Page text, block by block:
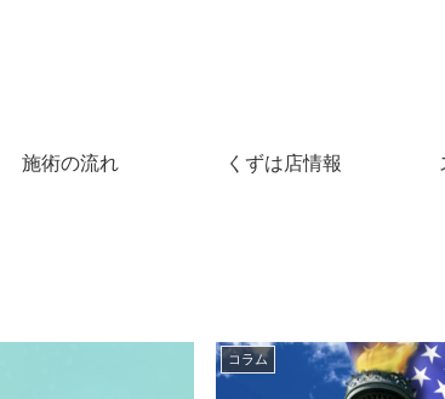
施術の流れ くずは店情報
コラム